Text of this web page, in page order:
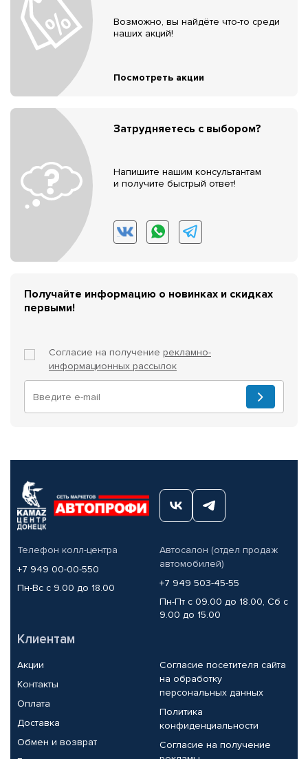
Возможно, вы найдёте что-то среди
наших акций!
Посмотреть акции
Затрудняетесь с выбором?
Напишите нашим консультантам
и получите быстрый ответ!
Получайте информацию о новинках и скидках
первыми!
Согласие на получение рекламно-
информационных рассылок
Телефон колл-центра
+7 949 00-00-550
Пн-Вс с 9.00 до 18.00
Автосалон (отдел продаж
автомобилей)
+7 949 503-45-55
Пн-Пт с 09.00 до 18.00, Сб с
9.00 до 15.00
Клиентам
Акции
Контакты
Оплата
Доставка
Обмен и возврат
Согласие посетителя сайта
на обработку
персональных данных
Политика
конфиденциальности
Согласие на получение